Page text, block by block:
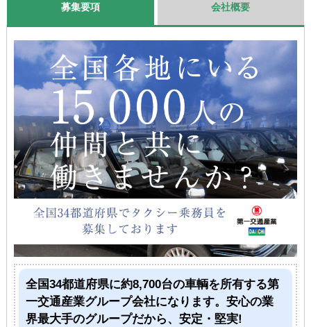
募集要項
全国34都道府県に約8,700台の車輌を所有する第
一交通産業グループ会社になります。安心の業
界最大手のグループだから、安定・堅実!
会社概要